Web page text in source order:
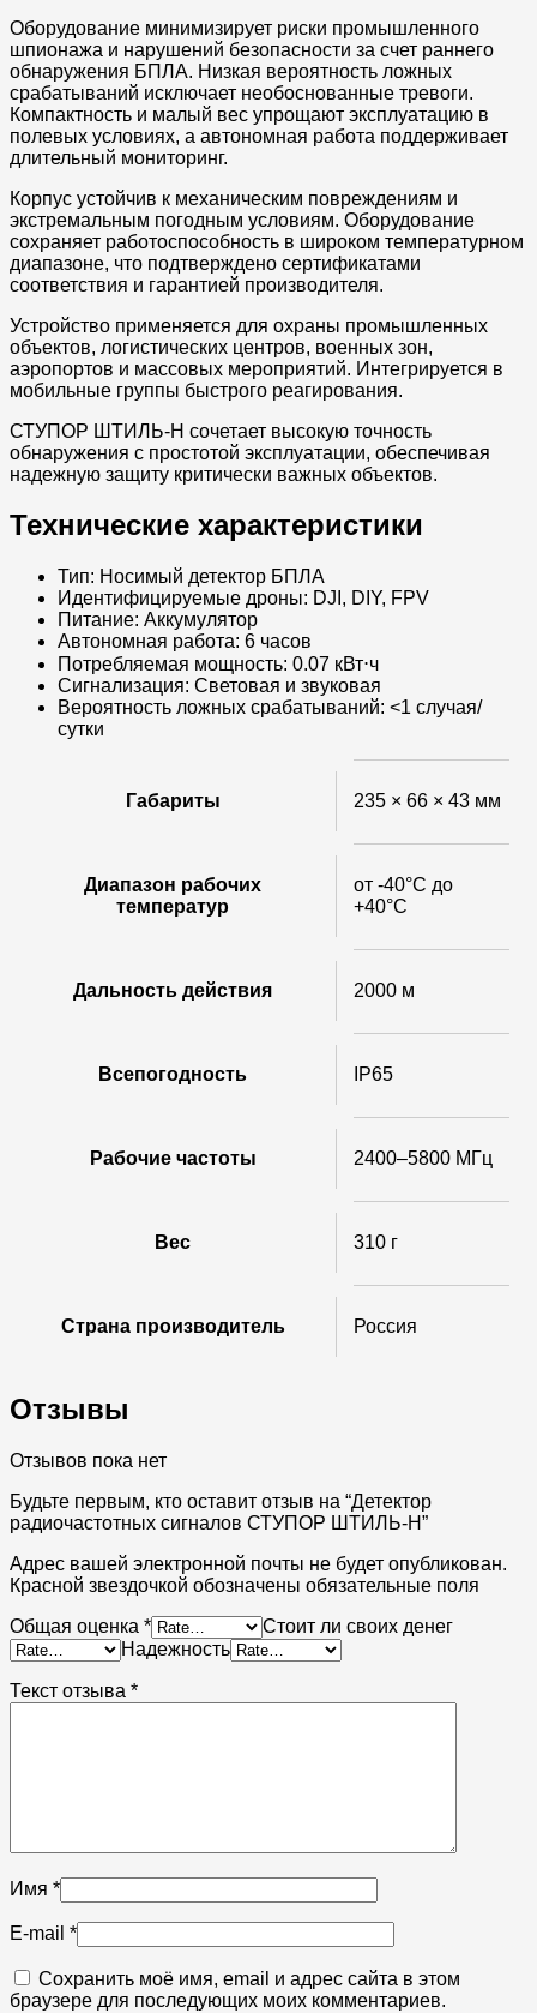
Оборудование минимизирует риски промышленного
шпионажа и нарушений безопасности за счет раннего
обнаружения БПЛА. Низкая вероятность ложных
срабатываний исключает необоснованные тревоги.
Компактность и малый вес упрощают эксплуатацию в
полевых условиях, а автономная работа поддерживает
длительный мониторинг.
Корпус устойчив к механическим повреждениям и
экстремальным погодным условиям. Оборудование
сохраняет работоспособность в широком температурном
диапазоне, что подтверждено сертификатами
соответствия и гарантией производителя.
Устройство применяется для охраны промышленных
объектов, логистических центров, военных зон,
аэропортов и массовых мероприятий. Интегрируется в
мобильные группы быстрого реагирования.
СТУПОР ШТИЛЬ-Н сочетает высокую точность
обнаружения с простотой эксплуатации, обеспечивая
надежную защиту критически важных объектов.
Технические характеристики
Тип: Носимый детектор БПЛА
Идентифицируемые дроны: DJI, DIY, FPV
Питание: Аккумулятор
Автономная работа: 6 часов
Потребляемая мощность: 0.07 кВт⋅ч
Сигнализация: Световая и звуковая
Вероятность ложных срабатываний: <1 случая/
сутки
Габариты 235 × 66 × 43 мм
Диапазон рабочих
температур
от -40°C до
+40°C
Дальность действия 2000 м
Всепогодность IP65
Рабочие частоты 2400–5800 МГц
Вес 310 г
Страна производитель Россия
Отзывы
Отзывов пока нет
Будьте первым, кто оставит отзыв на “Детектор
радиочастотных сигналов СТУПОР ШТИЛЬ-Н”
Адрес вашей электронной почты не будет опубликован.
Красной звездочкой обозначены обязательные поля
Общая оценка *
Стоит ли своих денег
Надежность
Текст отзыва *
Имя *
E-mail *
Сохранить моё имя, email и адрес сайта в этом
браузере для последующих моих комментариев.